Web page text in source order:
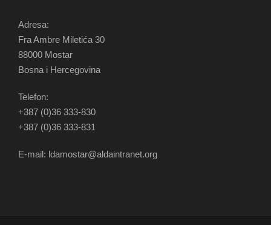
Adresa:
Fra Ambre Miletića 30
88000 Mostar
Bosna i Hercegovina
Telefon:
+387 (0)36 333-830
+387 (0)36 333-831
E-mail: ldamostar@aldaintranet.org